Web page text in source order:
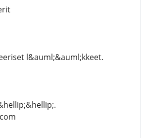
l&auml;&auml;kkeet.